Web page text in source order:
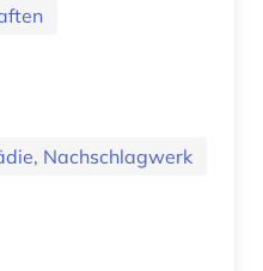
Nachschlagwerk